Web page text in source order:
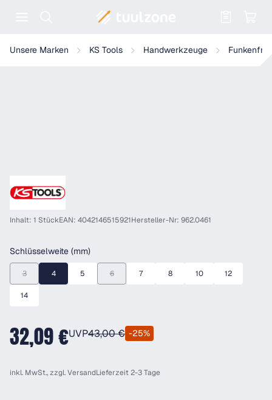
Unsere Marken KS Tools Handwerkzeuge
KS Tools BERYLLIUMplus Innensechskant-Winkelstiftschlüssel,
Inhalt: 1 StückEAN: 4042146515921Hersteller-Nr: 962.0461
Schlüsselweite (mm)auswählen
3(Diese Option ist zurzeit nicht verfügbar.)
4 5 6(Diese Option ist zurzeit nicht verfügbar.)
7 8 10 12
14
32,09 €UVP43,00 € -25%
inkl. MwSt., zzgl.VersandLieferzeit 2-3 Tage